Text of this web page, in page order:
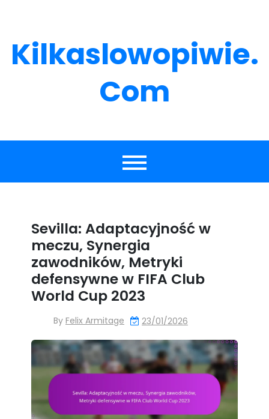
Kilkaslowopiwie.
Com
Sevilla: Adaptacyjność w
meczu, Synergia
zawodników, Metryki
defensywne w FIFA Club
World Cup 2023
By Felix Armitage 23/01/2026